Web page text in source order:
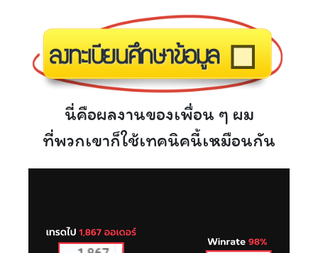
นี่คือผลงานของเพื่อน ๆ ผม
ที่พวกเขาก็ใช้เทคนิคนี้เหมือนกัน